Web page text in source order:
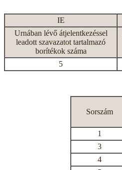
IE
Urnában lévő átjelentkezéssel
leadott szavazatot tartalmazó
borítékok száma
5
Sorszám
1
3
4